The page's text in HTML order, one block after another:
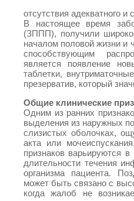
отсутствия адекватного и
В настоящее время
(ЗППП), получили
началом половой жизни и
способствующим
является появление
таблетки,
презерватив, который
Общие клинические
Одним из ранних
выделения из наружных
слизистых оболочках,
акта или
признаков варьируются
длительности течения
организма пациента.
может быть связано с
когда жалоб не